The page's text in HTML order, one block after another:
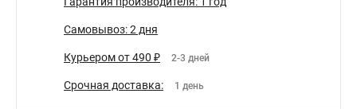
Самовывоз: 2 дня
Курьером от 490 ₽ 2-3 дней
Срочная доставка: 1 день